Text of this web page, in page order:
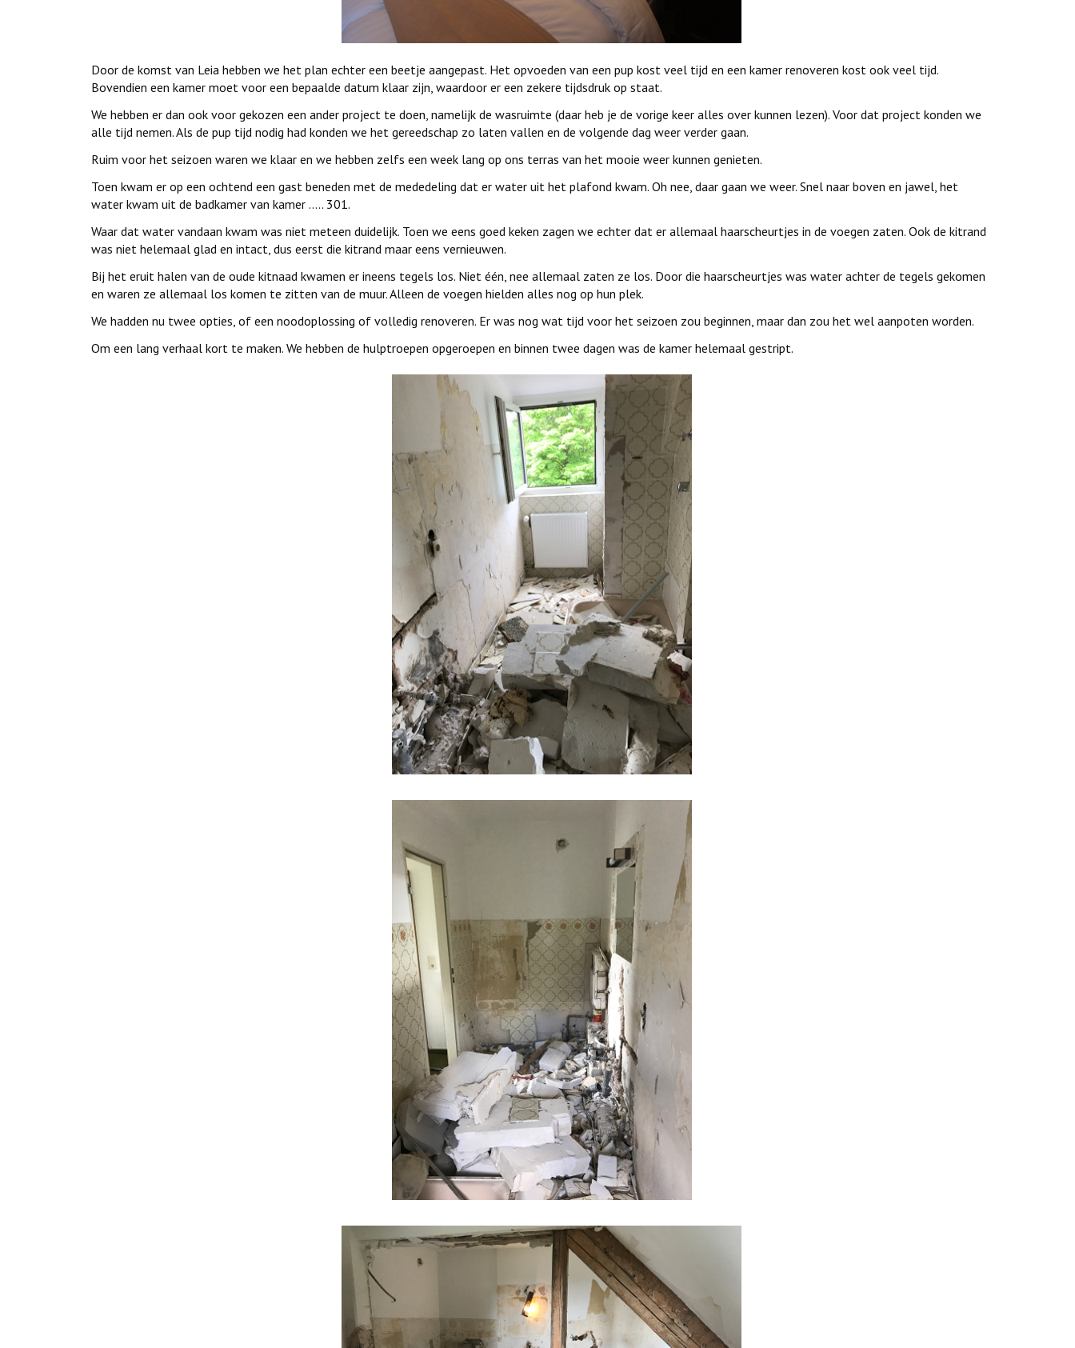
Door de komst van Leia hebben we het plan echter een beetje aangepast. Het opvoeden van een pup kost veel tijd en een kamer renoveren kost ook veel tijd.
Bovendien een kamer moet voor een bepaalde datum klaar zijn, waardoor er een zekere tijdsdruk op staat.
We hebben er dan ook voor gekozen een ander project te doen, namelijk de wasruimte (daar heb je de vorige keer alles over kunnen lezen). Voor dat project konden we
alle tijd nemen. Als de pup tijd nodig had konden we het gereedschap zo laten vallen en de volgende dag weer verder gaan.
Ruim voor het seizoen waren we klaar en we hebben zelfs een week lang op ons terras van het mooie weer kunnen genieten.
Toen kwam er op een ochtend een gast beneden met de mededeling dat er water uit het plafond kwam. Oh nee, daar gaan we weer. Snel naar boven en jawel, het
water kwam uit de badkamer van kamer ….. 301.
Waar dat water vandaan kwam was niet meteen duidelijk. Toen we eens goed keken zagen we echter dat er allemaal haarscheurtjes in de voegen zaten. Ook de kitrand
was niet helemaal glad en intact, dus eerst die kitrand maar eens vernieuwen.
Bij het eruit halen van de oude kitnaad kwamen er ineens tegels los. Niet één, nee allemaal zaten ze los. Door die haarscheurtjes was water achter de tegels gekomen
en waren ze allemaal los komen te zitten van de muur. Alleen de voegen hielden alles nog op hun plek.
We hadden nu twee opties, of een noodoplossing of volledig renoveren. Er was nog wat tijd voor het seizoen zou beginnen, maar dan zou het wel aanpoten worden.
Om een lang verhaal kort te maken. We hebben de hulptroepen opgeroepen en binnen twee dagen was de kamer helemaal gestript.